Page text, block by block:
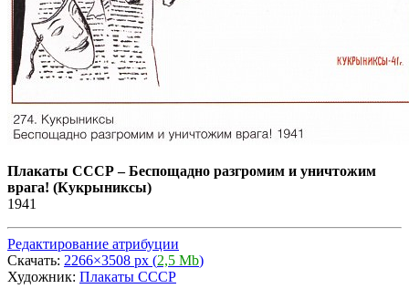
Плакаты СССР–Беспощадно разгромим и уничтожим
врага! (Кукрыниксы)
1941
Редактирование атрибуции
Скачать: 2266×3508 px (2,5 Mb)
Художник: Плакаты СССР